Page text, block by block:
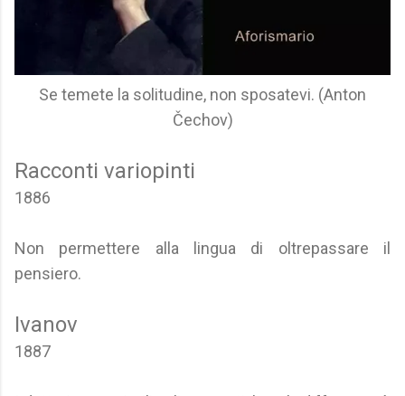
Se temete la solitudine, non sposatevi. (Anton
Čechov)
Racconti variopinti
1886
Non permettere alla lingua di oltrepassare il
pensiero.
Ivanov
1887